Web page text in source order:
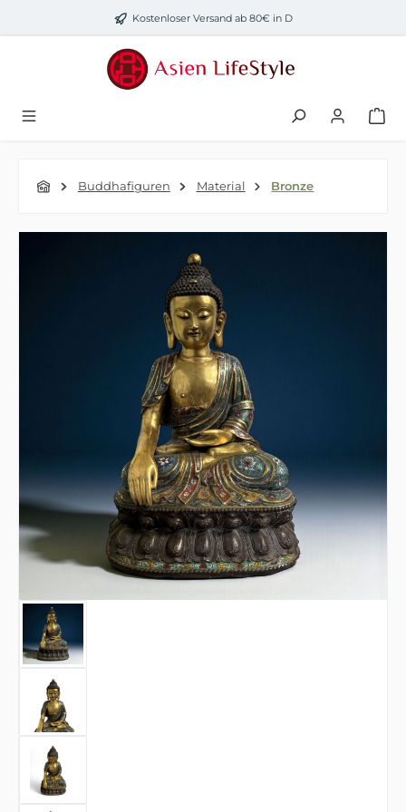
Zum Hauptinhalt springenKostenloser Versand ab 80€ in D
Buddhafiguren Material Bronze